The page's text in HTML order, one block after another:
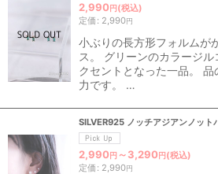
2,990円(税込)
定価 : 2,990円
小ぶりの長方形フォルムが
ス。 グリーンのカラージ
クセントとなった一品。
力です。 …
SILVER925 ノッチアジアンノット
2,990円 ～3,290円(税込)
定価 : 2,990円